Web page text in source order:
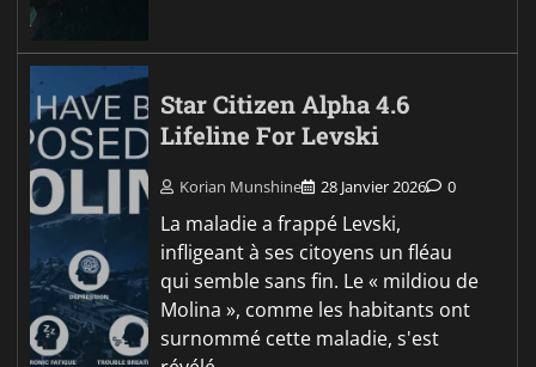
Star Citizen Alpha 4.6
Lifeline For Levski
Korian Munshine 28 Janvier 2026 0
La maladie a frappé Levski,
infligeant à ses citoyens un fléau
qui semble sans fin. Le « mildiou de
Molina », comme les habitants ont
surnommé cette maladie, s'est